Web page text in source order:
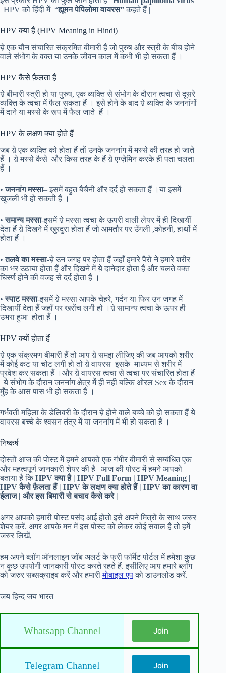
| HPV को हिंदी में “ह्यूमन पेपिलोमा वायरस”कहते हैं |
HPV क्या हैं (HPV Meaning in Hindi)
य़े एक यौन संचारित संक्रमित बीमारी हैं जो पुरुष और स्त्री के बीच होने
वाले संभोग के वक्त या उनके जीवन काल में कभी भी हो सकता हैं ।
HPV कैसे फ़ैलता हैं
य़े बीमारी स्त्री हो या पुरुष, एक व्यक्ति से संभोग के दौरान त्वचा से दूसरे
व्यक्ति के त्वचा में फैल सकता हैं । इसे होने के बाद य़े व्यक्ति के जननांगों
में दाने या मस्से के रूप में फैल जाते हैं ।
HPV के लक्षण क्या होते हैं
जब य़े एक व्यक्ति को होता हैं तों उनके जननांग में मस्से की तरह हो जाते
हैं । य़े मस्से कैसे और किस तरह के हैं य़े एग्ज़ेमिन करके ही पता चलता
हैं ।
•जननांग मस्सा– इसमें बहुत बैचैनी और दर्द हो सकता हैं ।या इसमें
खुजली भी हो सकती हैं ।
•समान्य मस्सा-इसमें य़े मस्सा त्वचा के ऊपरी वाली लेयर में ही दिखायीं
देता हैं य़े दिखने में खुरदुरा होता हैं जो आमतौर पर उँगली ,कोहनी, हाथों में
होता हैं ।
•तलवे का मस्सा-य़े उन जगह पर होता हैं जहाँ हमारे पैरो ने हमारे शरीर
का भर उठाया होता हैं और दिखने में य़े दानेदार होता हैं और चलते वक्त
घिर्स्ण होने की वजह से दर्द होता हैं ।
•स्पाट मस्सा-इसमें य़े मस्सा आपके चेहरे, गर्दन या फिर उन जगह में
दिखायीं देता हैं जहाँ पर खरोंच लगी हो ।य़े सामान्य त्वचा के ऊपर ही
उभरा हुआ होता हैं ।
HPV क्यों होता हैं
य़े एक संक्रमण बीमारी हैं तो आप य़े समझ लीजिए की जब आपको शरीर
में कोई कट या चोट लगी हो तो य़े वायरस इसके माध्यम से शरीर में
प्रवेश कर सकता हैं ।और य़े वायरस त्वचा से त्वचा पर संचारित होता हैं
| य़े संभोग के दौरान जननांग क्षेत्र में ही नही बल्कि ओरल Sex के दौरान
मुँह के आस पास भी हो सकता हैं ।
गर्भवती महिला के डेलिवरी के दौरान य़े होने वाले बच्चे को हो सकता हैं य़े
वायरस बच्चे के श्वसन तंत्र में या जननांग में भी हो सकता हैं ।
निष्कर्ष
दोस्तों आज की पोस्ट में हमने आपको एक गंभीर बीमारी से सम्बंधित एक
और महत्वपूर्ण जानकारी शेयर की है | आज की पोस्ट में हमने आपको
बताया है कि HPV क्या है | HPV Full Form | HPV Meaning |
HPV कैसे फ़ैलता हैं | HPV के लक्षण क्या होते हैं | HPV का कारण वा
ईलाज | और इस बिमारी से बचाव कैसे करे |
अगर आपको हमारी पोस्ट पसंद आई होतो इसे अपने मित्रों के साथ जरुर
शेयर करें. अगर आपके मन में इस पोस्ट को लेकर कोई सवाल है तो हमें
जरुर लिखें,
हम अपने ब्लॉग ऑनलाइन जॉब अलर्ट के फ्री फॉर्मेट पोर्टल में हमेशा कुछ
न कुछ उपयोगी जानकारी पोस्ट करते रहते हैं. इसीलिए आप हमारे ब्लॉग
को जरुर सब्सक्राइब करें और हमारीमोबाइल एपको डाउनलोड करें.
जय हिन्द जय भारत
Whatsapp Channel Join
Telegram Channel Join